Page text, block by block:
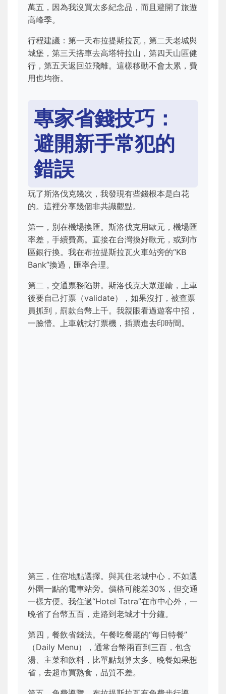
萬五，因為我沒買太多紀念品，而且避開了旅遊
高峰季。
行程建議：第一天布拉提斯拉瓦，第二天老城與
城堡，第三天搭車去高塔特拉山，第四天山區健
行，第五天返回並飛離。這樣移動不會太累，費
用也均衡。
專家省錢技巧：
避開新手常犯的
錯誤
玩了斯洛伐克幾次，我發現有些錢根本是白花
的。這裡分享幾個非共識觀點。
第一，別在機場換匯。斯洛伐克用歐元，機場匯
率差，手續費高。直接在台灣換好歐元，或到市
區銀行換。我在布拉提斯拉瓦火車站旁的“KB
Bank”換過，匯率合理。
第二，交通票務陷阱。斯洛伐克大眾運輸，上車
後要自己打票（validate），如果沒打，被查票
員抓到，罰款台幣上千。我親眼看過遊客中招，
一臉懵。上車就找打票機，插票進去印時間。
第三，住宿地點選擇。與其住老城中心，不如選
外圍一點的電車站旁。價格可能差30%，但交通
一樣方便。我住過“Hotel Tatra”在市中心外，一
晚省了台幣五百，走路到老城才十分鐘。
第四，餐飲省錢法。午餐吃餐廳的“每日特餐”
（Daily Menu），通常台幣兩百到三百，包含
湯、主菜和飲料，比單點划算太多。晚餐如果想
省，去超市買熟食，品質不差。